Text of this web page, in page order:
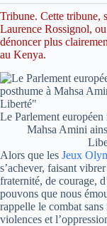
Tribune. Cette tribune,
Laurence Rossignol,
dénoncer plus
au Kenya.
Le Parlement
Mahsa Amini
Alors que les Jeux
s’achever, faisant
fraternité, de courage,
pouvons que nous
rappelle le combat
violences et